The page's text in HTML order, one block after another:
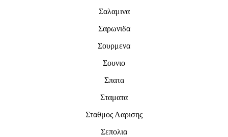
Σαλαμινα
Σαρωνιδα
Σουρμενα
Σουνιο
Σπατα
Σταματα
Σταθμος Λαρισης
Σεπολια